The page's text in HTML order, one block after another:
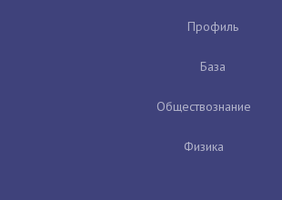
Профиль
База
Обществознание
Физика